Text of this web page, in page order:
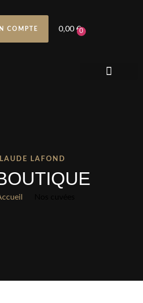
COMPTE 0,00 €0
LAFOND